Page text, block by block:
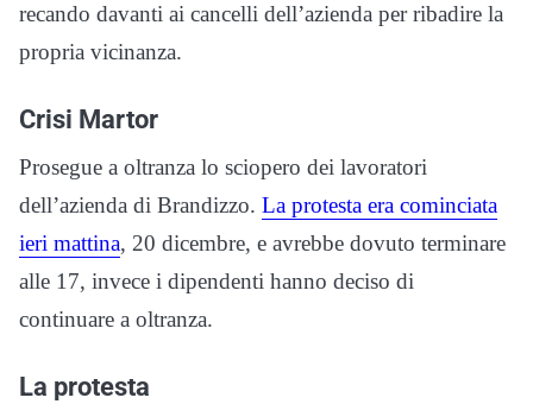
recando davanti ai cancelli dell’azienda per ribadire la
propria vicinanza.
Crisi Martor
Prosegue a oltranza lo sciopero dei lavoratori
dell’azienda di Brandizzo. La protesta era cominciata
ieri mattina, 20 dicembre, e avrebbe dovuto terminare
alle 17, invece i dipendenti hanno deciso di
continuare a oltranza.
La protesta